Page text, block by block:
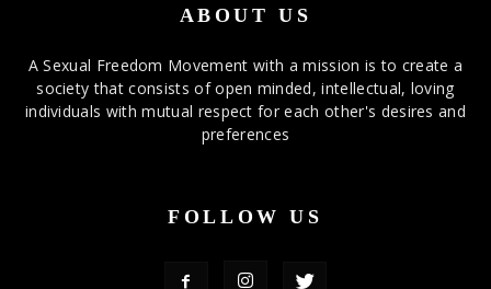
ABOUT US
A Sexual Freedom Movement with a mission is to create a
society that consists of open minded, intellectual, loving
individuals with mutual respect for each other's desires and
preferences
FOLLOW US